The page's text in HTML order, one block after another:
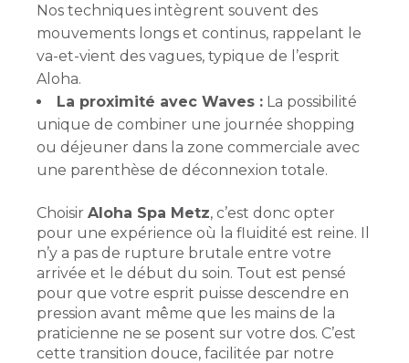
Nos techniques intègrent souvent des
mouvements longs et continus, rappelant le
va-et-vient des vagues, typique de l’esprit
Aloha.
La proximité avec Waves : La possibilité
unique de combiner une journée shopping
ou déjeuner dans la zone commerciale avec
une parenthèse de déconnexion totale.
ChoisirAloha Spa Metz, c’est donc opter
pour une expérience où la fluidité est reine. Il
n’y a pas de rupture brutale entre votre
arrivée et le début du soin. Tout est pensé
pour que votre esprit puisse descendre en
pression avant même que les mains de la
praticienne ne se posent sur votre dos. C’est
cette transition douce, facilitée par notre